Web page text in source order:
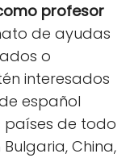
profesor
de ayudas
o
interesados
español
países de todo
China,